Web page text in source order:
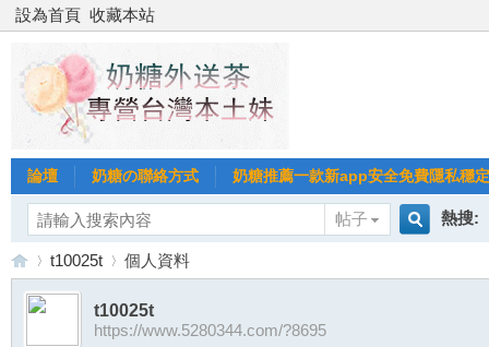
設為首頁 收藏本站
論壇 奶糖の聯絡方式 奶糖推薦一款新app安全免費隱私穩
帖子
熱搜:
t10025t 個人資料
t10025t
https://www.5280344.com/?8695